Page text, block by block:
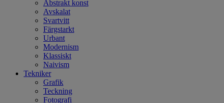
Abstrakt konst
Avskalat
Svartvitt
Färgstarkt
Urbant
Modernism
Klassiskt
Naivism
Tekniker
Grafik
Teckning
Fotografi